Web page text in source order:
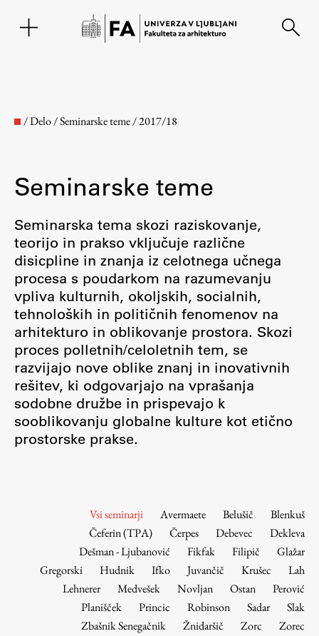
Fakulteta
O fakulteti
Osebje
Organiziranost
Alumni
Knjižnica
Mednarodno sodelovanje
Članstva v združenjih
Intranet UL FA
Intranet UL
Osebni portal FIORI
Spletni arhiv DEPO
/Delo/Seminarske teme/2017/18
Seminarske teme
Seminarska tema skozi raziskovanje,
teorijo in prakso vključuje različne
disicpline in znanja iz celotnega učnega
procesa s poudarkom na razumevanju
vpliva kulturnih, okoljskih, socialnih,
tehnoloških in političnih fenomenov na
arhitekturo in oblikovanje prostora. Skozi
proces polletnih/celoletnih tem, se
razvijajo nove oblike znanj in inovativnih
rešitev, ki odgovarjajo na vprašanja
sodobne družbe in prispevajo k
sooblikovanju globalne kulture kot etično
prostorske prakse.
Vsi seminarji Avermaete Belušič
Blenkuš
Čeferin (TPA)
Čerpes Debevec
Dekleva
Dešman - Ljubanović
Fikfak Filipič
Glažar
Gregorski
Hudnik Ifko Juvančič Krušec
Lah
Lehnerer
Medvešek Novljan Ostan
Perović
Planišček
Princic Robinson Sadar
Slak
Zbašnik Senegačnik
Žnidaršič Zorc
Zorec